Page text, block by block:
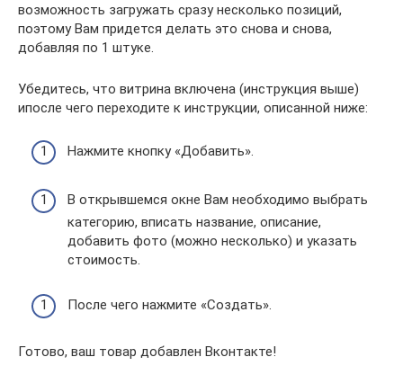
возможность загружать сразу несколько позиций,
поэтому Вам придется делать это снова и снова,
добавляя по 1 штуке.
Убедитесь, что витрина включена (инструкция выше)
ипосле чего переходите к инструкции, описанной ниже:
Нажмите кнопку «Добавить».
В открывшемся окне Вам необходимо выбрать
категорию, вписать название, описание,
добавить фото (можно несколько) и указать
стоимость.
После чего нажмите «Создать».
Готово, ваш товар добавлен Вконтакте!